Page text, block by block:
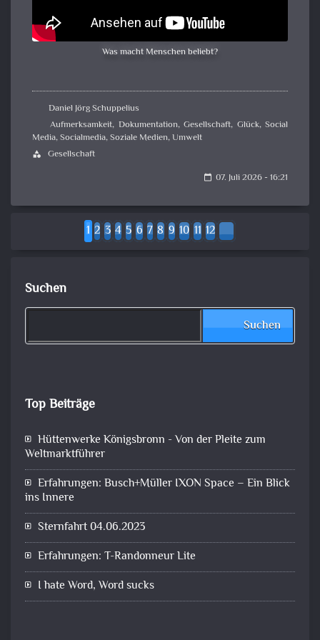
Was macht Menschen beliebt?
Daniel Jörg Schuppelius
Aufmerksamkeit, Dokumentation, Gesellschaft, Glück, Social
Media,Socialmedia,Soziale Medien,Umwelt
category Gesellschaft
calendar_today 07. Juli 2026 - 16:21
1 2 3 4 5 6 7 8 9 10 11 12
Suchen
Suchen
Top Beiträge
Hüttenwerke Königsbronn - Von der Pleite zum
Weltmarktführer
Erfahrungen: Busch+Müller IXON Space – Ein Blick
ins Innere
Sternfahrt 04.06.2023
Erfahrungen: T-Randonneur Lite
I hate Word, Word sucks